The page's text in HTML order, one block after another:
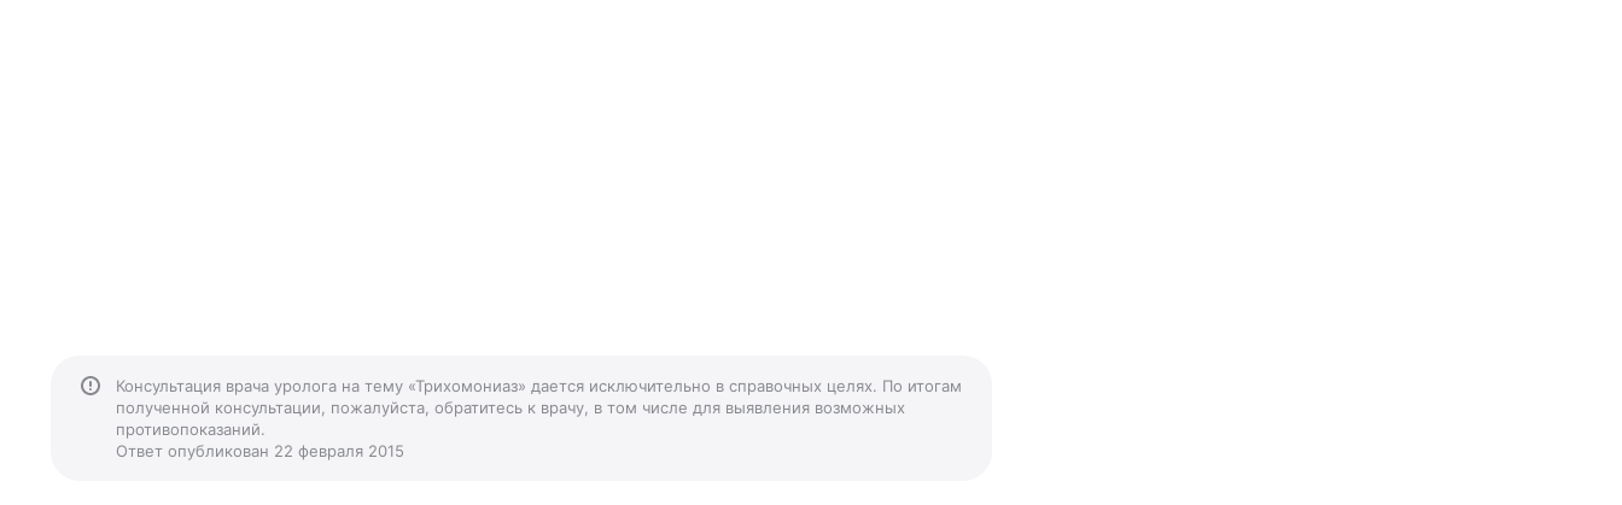
Консультация врача уролога на тему «Трихомониаз» дается исключительно в справочных целях. По итогам
полученной консультации, пожалуйста, обратитесь к врачу, в том числе для выявления возможных
противопоказаний.
Ответ опубликован 22 февраля 2015